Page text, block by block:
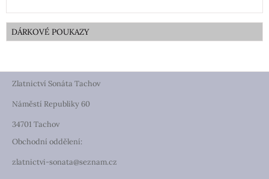
DÁRKOVÉ POUKAZY
Zlatnictví Sonáta Tachov
Náměstí Republiky 60
34701 Tachov
Obchodní oddělení:
zlatnictvi-sonata@seznam.cz